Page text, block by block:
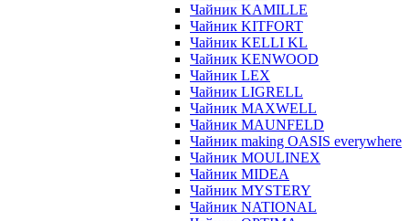
Чайник KAMILLE
Чайник KITFORT
Чайник KELLI KL
Чайник KENWOOD
Чайник LEX
Чайник LIGRELL
Чайник MAXWELL
Чайник MAUNFELD
Чайник making OASIS everywhere
Чайник MOULINEX
Чайник MIDEA
Чайник MYSTERY
Чайник NATIONAL